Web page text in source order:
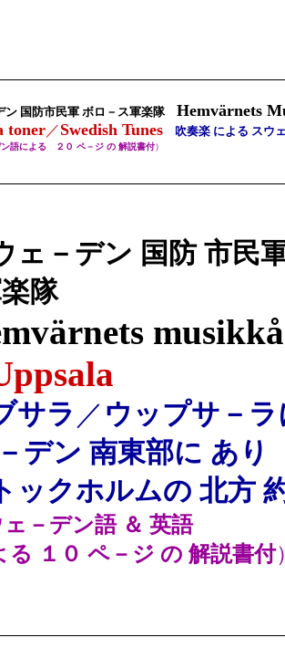
ン 国防市民軍 ボロ－ス軍楽隊 Hemvärnets
toner／Swedish Tunes 吹奏楽 による スウ
ン語による ２０ ペ－ジ の 解説書付）
ェ－デン 国防 市民
隊
サラ ／ ウップサ－ラ
デン 南東部に あり
ックホルムの 北方
－デン語 ＆ 英語
１０ ペ－ジ の 解説書付